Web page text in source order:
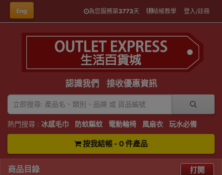
Eng 為您服務第3773天 結帳教學 登入/註冊
認識我們 接收優惠資訊
熱門搜尋 : 冰感毛巾 防蚊驅蚊 電動輪椅 風扇衣 玩水必備
按我結帳 - 0 件產品
商品目錄 打開